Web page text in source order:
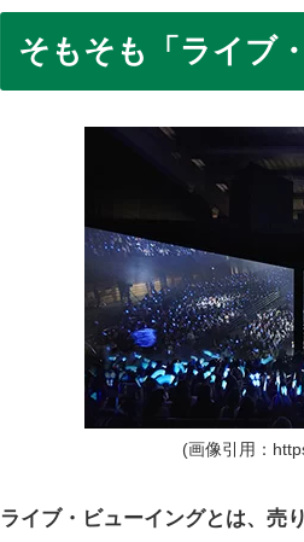
そもそも「ライブ
(画像引用：
ライブ・ビューイングとは、売